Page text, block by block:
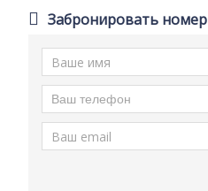
Забронировать номер